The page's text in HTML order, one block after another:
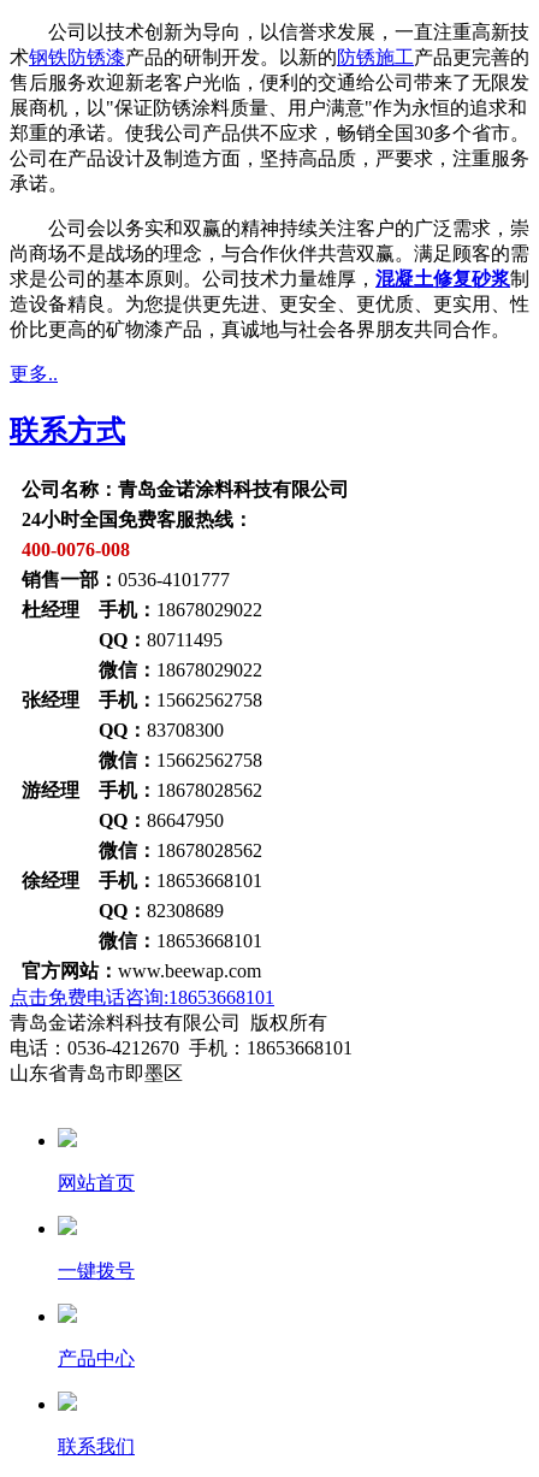
公司以技术创新为导向，以信誉求发展，一直注重高新技
术钢铁防锈漆产品的研制开发。以新的防锈施工产品更完善的
售后服务欢迎新老客户光临，便利的交通给公司带来了无限发
展商机，以"保证防锈涂料质量、用户满意"作为永恒的追求和
郑重的承诺。使我公司产品供不应求，畅销全国30多个省市。
公司在产品设计及制造方面，坚持高品质，严要求，注重服务
承诺。
公司会以务实和双赢的精神持续关注客户的广泛需求，崇
尚商场不是战场的理念，与合作伙伴共营双赢。满足顾客的需
求是公司的基本原则。公司技术力量雄厚， 混凝土修复砂浆制
造设备精良。为您提供更先进、更安全、更优质、更实用、性
价比更高的矿物漆产品，真诚地与社会各界朋友共同合作。
更多..
联系方式
公司名称：青岛金诺涂料科技有限公司
24小时全国免费客服热线：
400-0076-008
销售一部： 0536-4101777
杜经理 手机： 18678029022
QQ： 80711495
微信： 18678029022
张经理 手机： 15662562758
QQ： 83708300
微信： 15662562758
游经理 手机： 18678028562
QQ： 86647950
微信： 18678028562
徐经理 手机： 18653668101
QQ： 82308689
微信： 18653668101
官方网站： www.beewap.com
点击免费电话咨询:18653668101
青岛金诺涂料科技有限公司 版权所有
电话：0536-4212670 手机：18653668101
山东省青岛市即墨区
网站首页
一键拨号
产品中心
联系我们